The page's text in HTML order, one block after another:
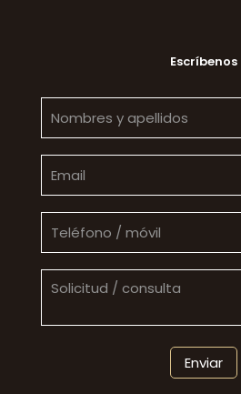
Escríbenos